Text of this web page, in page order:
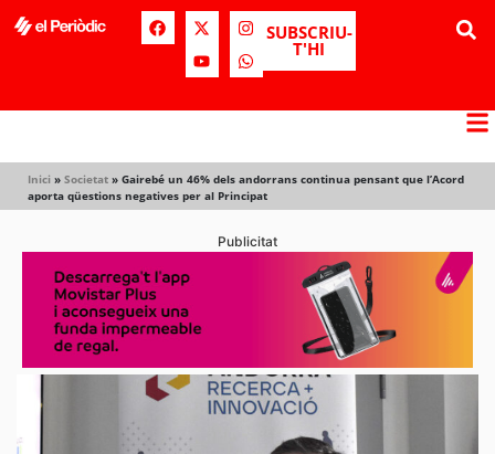
SUBSCRIU-
T'HI
Inici » Societat » Gairebé un 46% dels andorrans continua pensant que l’Acord
aporta qüestions negatives per al Principat
Publicitat